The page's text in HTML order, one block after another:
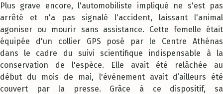
Plus grave encore, l'automobiliste impliqué ne s'est pas
arrêté et n'a pas signalé l'accident, laissant l'animal
agoniser ou mourir sans assistance. Cette femelle était
équipée d'un collier GPS posé par le Centre Athénas
dans le cadre du suivi scientifique indispensable à la
conservation de l'espèce. Elle avait été relâchée au
début du mois de mai, l'événement avait d’ailleurs été
couvert par la presse. Grâce à ce dispositif, sa